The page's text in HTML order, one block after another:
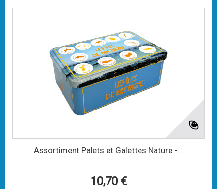
Assortiment Palets et Galettes Nature -...
10,70 €